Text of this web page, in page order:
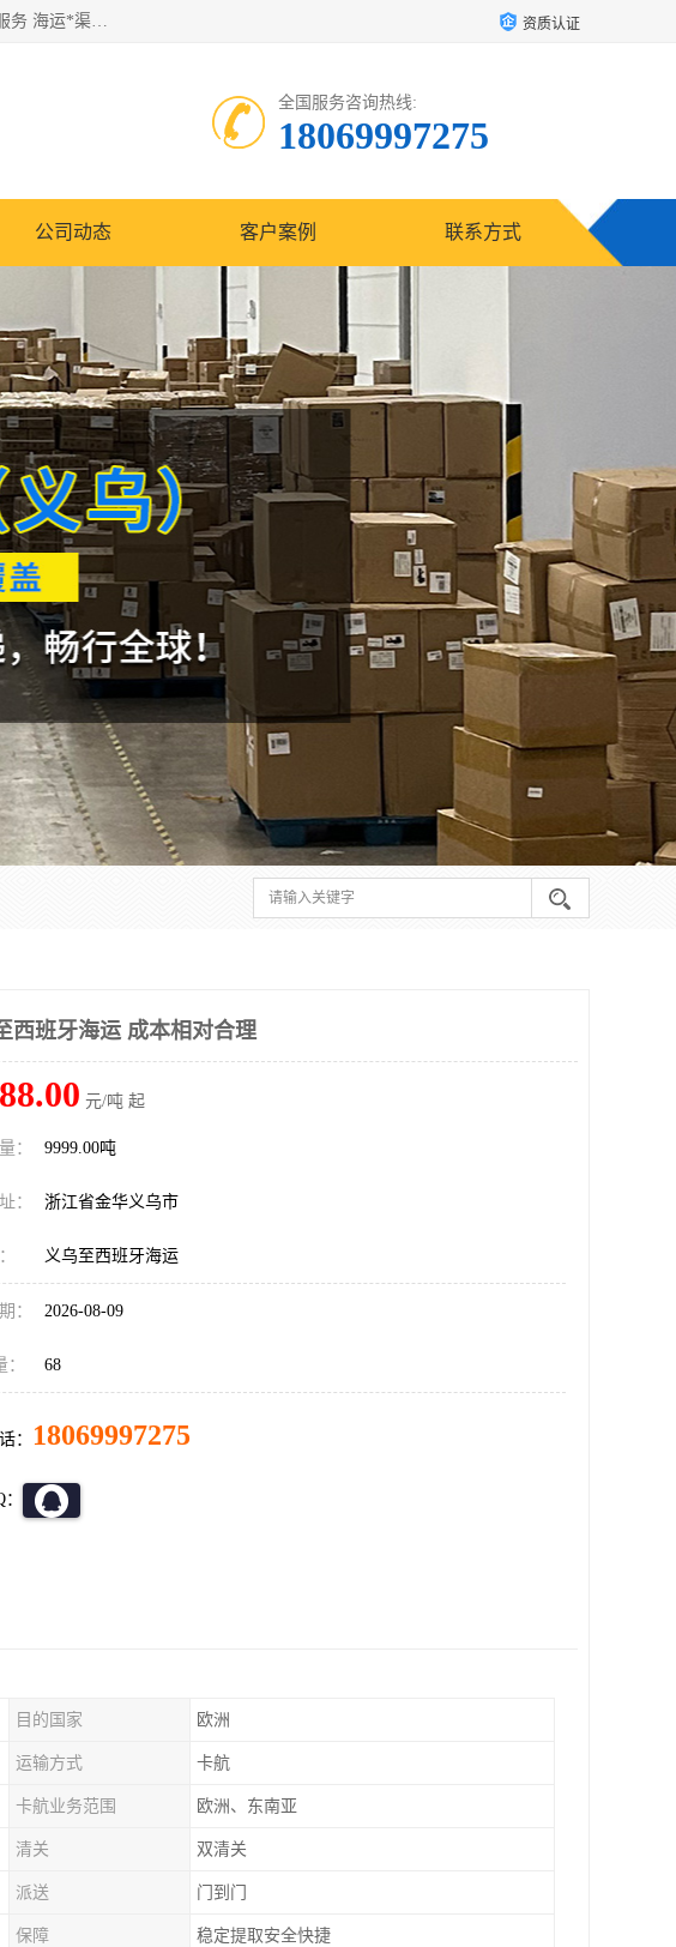
欧洲海运双清包税 美国*专线 加拿大DDP双清 墨西哥跨境空运 澳大利亚专线物流 跨境电商物流服务 国际快递到门服务 海运*渠道 一站式跨境物流解决方案 TikTok/SHEIN专线 电商平台FBA头程运输 国际铁路运输欧洲 UPS/DDHL/联邦快递跨境 美国双清到门物流 跨境*运输 资质认证
全国服务咨询热线:
18069997275
公司动态 客户案例 联系方式
西班牙海运 成本相对合理
88.00 元/吨 起
： 9999.00吨
： 浙江省金华义乌市
义乌至西班牙海运
： 2026-08-09
68
： 18069997275
目的国家 欧洲
运输方式 卡航
卡航业务范围 欧洲、东南亚
清关 双清关
派送 门到门
保障 稳定提取安全快捷